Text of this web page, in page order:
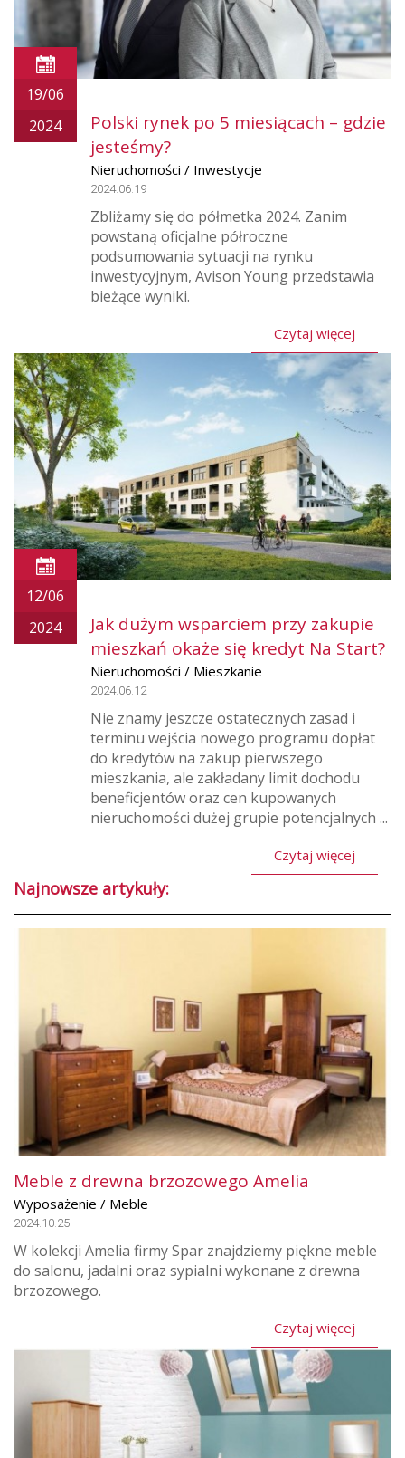
19/06
2024
Polski rynek po 5 miesiącach – gdzie
jesteśmy?
Nieruchomości / Inwestycje
2024.06.19
Zbliżamy się do półmetka 2024. Zanim
powstaną oficjalne półroczne
podsumowania sytuacji na rynku
inwestycyjnym, Avison Young przedstawia
bieżące wyniki.
Czytaj więcej
12/06
2024
Jak dużym wsparciem przy zakupie
mieszkań okaże się kredyt Na Start?
Nieruchomości / Mieszkanie
2024.06.12
Nie znamy jeszcze ostatecznych zasad i
terminu wejścia nowego programu dopłat
do kredytów na zakup pierwszego
mieszkania, ale zakładany limit dochodu
beneficjentów oraz cen kupowanych
nieruchomości dużej grupie potencjalnych ...
Czytaj więcej
Najnowsze artykuły:
Meble z drewna brzozowego Amelia
Wyposażenie / Meble
2024.10.25
W kolekcji Amelia firmy Spar znajdziemy piękne meble
do salonu, jadalni oraz sypialni wykonane z drewna
brzozowego.
Czytaj więcej